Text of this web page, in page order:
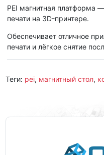
PEI магнитная платформа
печати на 3D-принтере.
Обеспечивает отличное
печати и лёгкое снятие
Теги: pei, магнитный стол,